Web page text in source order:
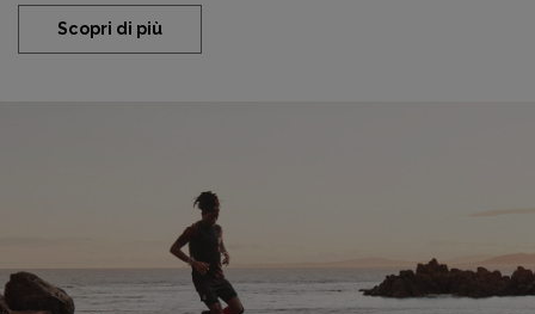
Scopri di più